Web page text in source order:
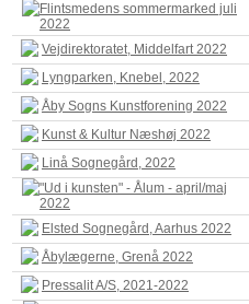
Flintsmedens sommermarked juli
2022
Vejdirektoratet, Middelfart 2022
Lyngparken, Knebel, 2022
Åby Sogns Kunstforening 2022
Kunst & Kultur Næshøj 2022
Linå Sognegård, 2022
"Ud i kunsten" - Ålum - april/maj
2022
Elsted Sognegård, Aarhus 2022
Åbylægerne, Grenå 2022
Pressalit A/S, 2021-2022